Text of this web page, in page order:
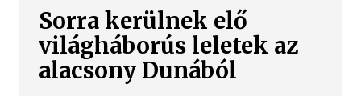
Sorra kerülnek elő
világháborús leletek az
alacsony Dunából